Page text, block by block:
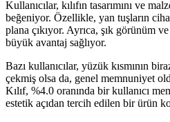
Kullanıcılar, kılıfın tasarımını ve
beğeniyor. Özellikle, yan tuşların
plana çıkıyor. Ayrıca, şık görünüm
büyük avantaj sağlıyor.
Bazı kullanıcılar, yüzük kısmının
çekmiş olsa da, genel memnuniyet
Kılıf, %4.0 oranında bir kullanıcı
estetik açıdan tercih edilen bir ürün